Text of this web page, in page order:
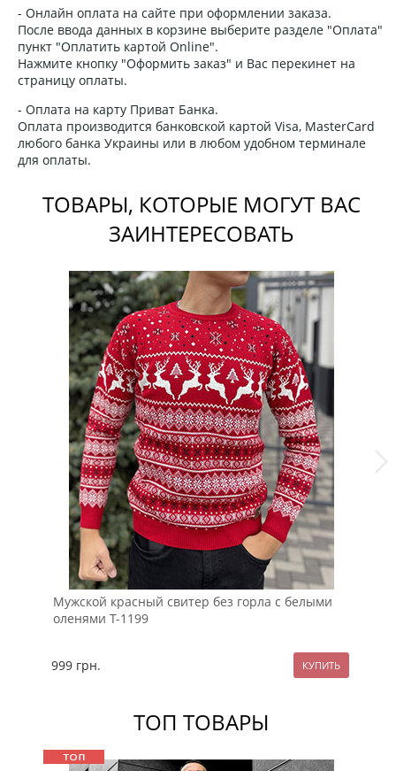
- Онлайн оплата на сайте при оформлении заказа.
После ввода данных в корзине выберите разделе "Оплата"
пункт "Оплатить картой Online".
Нажмите кнопку "Оформить заказ" и Вас перекинет на
страницу оплаты.
- Оплата на карту Приват Банка.
Оплата производится банковской картой Visa, MasterCard
любого банка Украины или в любом удобном терминале
для оплаты.
ТОВАРЫ, КОТОРЫЕ МОГУТ ВАС
ЗАИНТЕРЕСОВАТЬ
Мужской красный свитер без горла с белыми
оленями Т-1199
999 грн.
ТОП ТОВАРЫ